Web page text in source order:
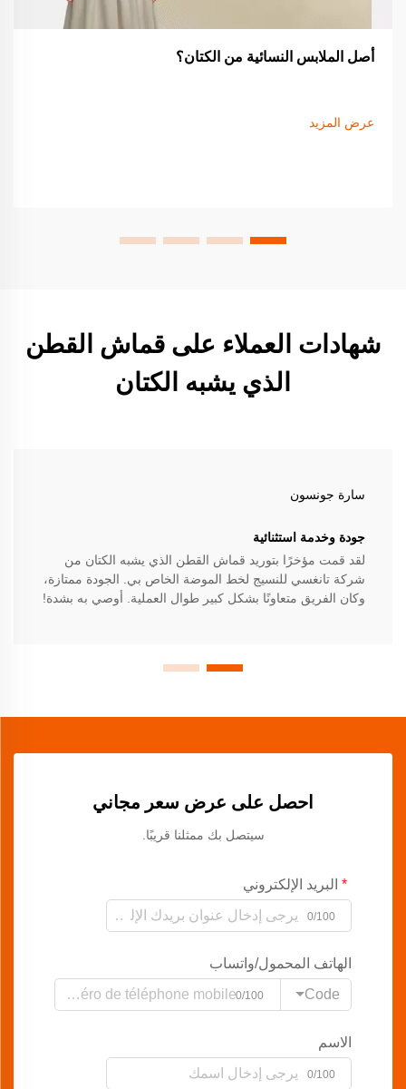
أصل الملابس النسائية من الكتان؟
عرض المزيد
شهادات العملاء على قماش القطن
الذي يشبه الكتان
سارة جونسون
جودة وخدمة استثنائية
لقد قمت مؤخرًا بتوريد قماش القطن الذي يشبه الكتان من
شركة تانغسي للنسيج لخط الموضة الخاص بي. الجودة ممتازة،
وكان الفريق متعاونًا بشكل كبير طوال العملية. أوصي به بشدة!
احصل على عرض سعر مجاني
سيتصل بك ممثلنا قريبًا.
البريد الإلكتروني
0/100
الهاتف المحمول/واتساب
Code
0/100
الاسم
0/100